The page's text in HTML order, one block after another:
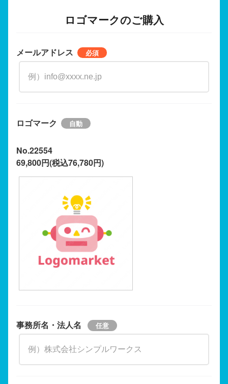
ロゴマークのご購入
メールアドレス
ロゴマーク
No.22554
69,800円(税込76,780円)
事務所名・法人名